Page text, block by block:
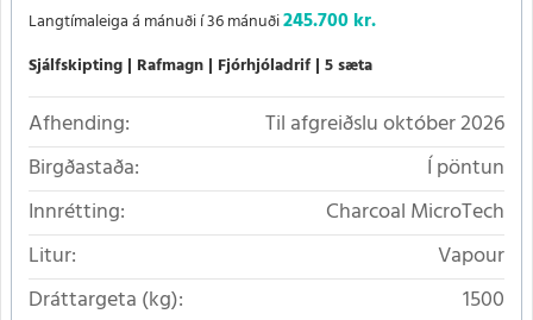
Langtímaleiga á mánuði í 36 mánuði245.700 kr.
Sjálfskipting Rafmagn Fjórhjóladrif 5 sæta
Afhending:
Til afgreiðslu október 2026
Birgðastaða:
Í pöntun
Innrétting:
Charcoal MicroTech
Litur:
Vapour
Dráttargeta (kg):
1500